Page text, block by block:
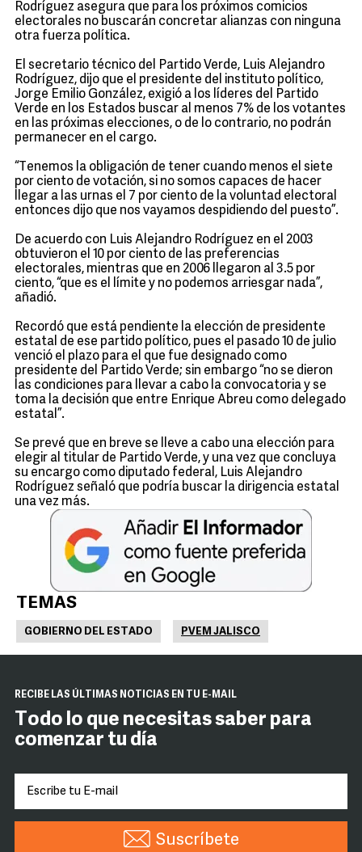
Rodríguez asegura que para los próximos comicios
electorales no buscarán concretar alianzas con ninguna
otra fuerza política.
El secretario técnico del Partido Verde, Luis Alejandro
Rodríguez, dijo que el presidente del instituto político,
Jorge Emilio González, exigió a los líderes del Partido
Verde en los Estados buscar al menos 7% de los votantes
en las próximas elecciones, o de lo contrario, no podrán
permanecer en el cargo.
“Tenemos la obligación de tener cuando menos el siete
por ciento de votación, si no somos capaces de hacer
llegar a las urnas el 7 por ciento de la voluntad electoral
entonces dijo que nos vayamos despidiendo del puesto”.
De acuerdo con Luis Alejandro Rodríguez en el 2003
obtuvieron el 10 por ciento de las preferencias
electorales, mientras que en 2006 llegaron al 3.5 por
ciento, “que es el límite y no podemos arriesgar nada”,
añadió.
Recordó que está pendiente la elección de presidente
estatal de ese partido político, pues el pasado 10 de julio
venció el plazo para el que fue designado como
presidente del Partido Verde; sin embargo “no se dieron
las condiciones para llevar a cabo la convocatoria y se
toma la decisión que entre Enrique Abreu como delegado
estatal”.
Se prevé que en breve se lleve a cabo una elección para
elegir al titular de Partido Verde, y una vez que concluya
su encargo como diputado federal, Luis Alejandro
Rodríguez señaló que podría buscar la dirigencia estatal
una vez más.
TEMAS
GOBIERNO DEL ESTADO PVEM JALISCO
RECIBE LAS ÚLTIMAS NOTICIAS EN TU E-MAIL
Todo lo que necesitas saber para
comenzar tu día
Suscríbete